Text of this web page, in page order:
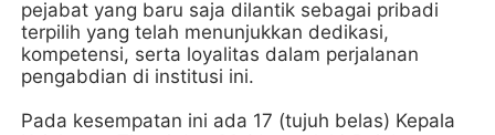
pejabat yang baru saja dilantik sebagai pribadi
terpilih yang telah menunjukkan dedikasi,
kompetensi, serta loyalitas dalam perjalanan
pengabdian di institusi ini.
Pada kesempatan ini ada 17 (tujuh belas) Kepala